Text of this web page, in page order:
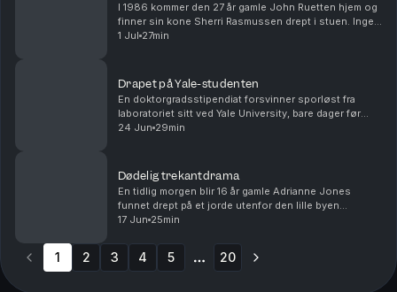
I 1986 kommer den 27 år gamle John Ruetten hjem og
finner sin kone Sherri Rasmussen drept i stuen. Ingen
blir mistenkt for drapet før et skittent sjalusidrama til
1 Jul 27min
Drapet på Yale-studenten
En doktorgradsstipendiat forsvinner sporløst fra
laboratoriet sitt ved Yale University, bare dager før
bryllupet sitt. I begynnelsen er det håp om at hun har
24 Jun 29min
Dødelig trekantdrama
En tidlig morgen blir 16 år gamle Adrianne Jones
funnet drept på et jorde utenfor den lille byen
Mansfield i Texas. Frykten vokser blant innbyggerne,
17 Jun 25min
1 2 3 4 5 20